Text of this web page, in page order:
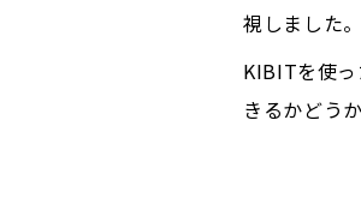
視しました。
KIBITを使
きるかどう